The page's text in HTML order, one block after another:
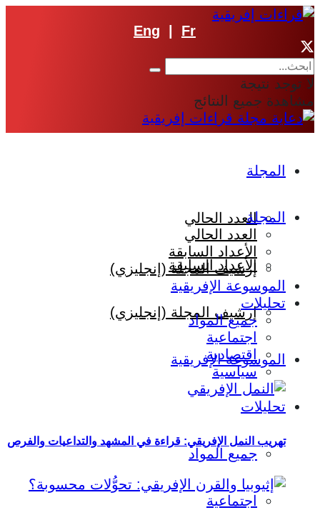
Eng Fr
لا توجد نتيجة
مشاهدة جميع النتائج
المجلة
العدد الحالي
الأعداد السابقة
إرشيف المجلة (إنجليزي)
الموسوعة الإفريقية
تحليلات
جميع المواد
اجتماعية
المجلة
العدد الحالي
الأعداد السابقة
إرشيف المجلة (إنجليزي)
الموسوعة الإفريقية
تحليلات
جميع المواد
اجتماعية
اقتصادية
سياسية
تهريب النمل الإفريقي: قراءة في المشهد والتداعيات والفرص